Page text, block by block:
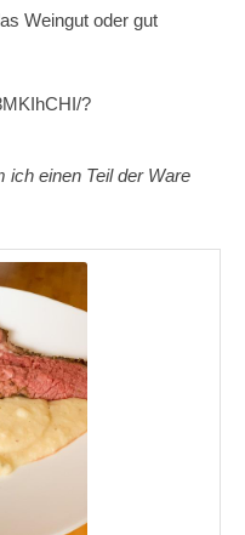
Weingut oder gut
?
ich einen Teil der Ware